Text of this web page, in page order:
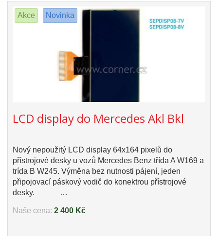
Akce Novinka
LCD display do Mercedes Akl Bkl
Nový nepoužitý LCD display 64x164 pixelů do
přístrojové desky u vozů Mercedes Benz třída A W169 a
trída B W245. Výměna bez nutnosti pájení, jeden
připojovací páskový vodič do konektrou přístrojové
desky. …
Naše cena: 2 400 Kč